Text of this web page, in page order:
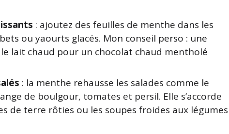
: ajoutez des feuilles de menthe dans les
ou yaourts glacés. Mon conseil perso : une
lait chaud pour un chocolat chaud mentholé
: la menthe rehausse les salades comme le
de boulgour, tomates et persil. Elle s’accorde
de terre rôties ou les soupes froides aux légumes